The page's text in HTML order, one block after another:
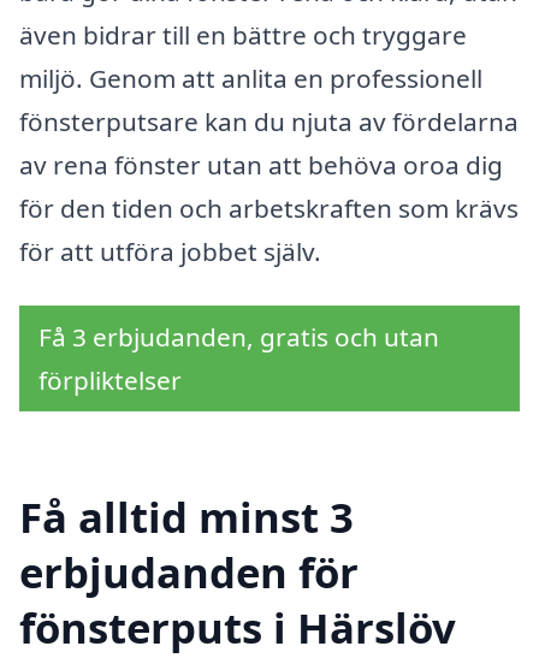
även bidrar till en bättre och tryggare
miljö. Genom att anlita en professionell
fönsterputsare kan du njuta av fördelarna
av rena fönster utan att behöva oroa dig
för den tiden och arbetskraften som krävs
för att utföra jobbet själv.
Få 3 erbjudanden, gratis och utan
förpliktelser
Få alltid minst 3
erbjudanden för
fönsterputs i Härslöv